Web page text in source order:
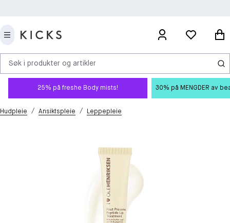
Søk i produkter og artikler
25% på freshe Body mists! 30% på MENGDER av
Hudpleie / Ansiktspleie / Leppepleie